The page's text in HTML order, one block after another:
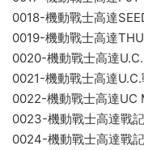
0018-機動戰士高達
0019-機動戰士高達
0020-機動戰士高達
0021-機動戰士高達
0022-機動戰士高達UC
0023-機動戰士高達戰
0024-機動戰士高達戰